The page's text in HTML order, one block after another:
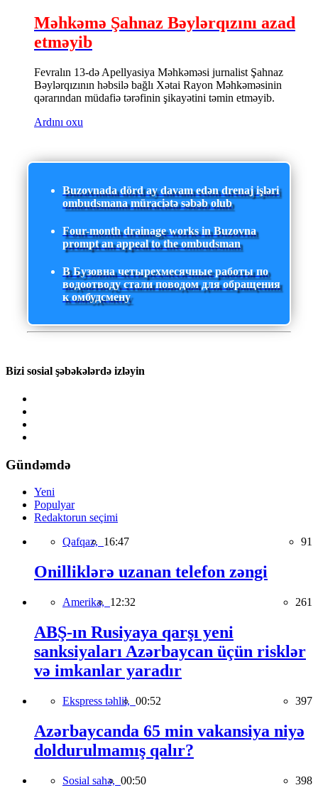
Məhkəmə Şahnaz Bəylərqızını azad
etməyib
Fevralın 13-də Apellyasiya Məhkəməsi jurnalist Şahnaz
Bəylərqızının həbsilə bağlı Xətai Rayon Məhkəməsinin
qərarından müdafiə tərəfinin şikayətini təmin etməyib.
Ardını oxu
Buzovnada dörd ay davam edən drenaj işləri
ombudsmana müraciətə səbəb olub
Four-month drainage works in Buzovna
prompt an appeal to the ombudsman
В Бузовна четырехмесячные работы по
водоотводу стали поводом для обращения
к омбудсмену
Bizi sosial şəbəkələrdə izləyin
Gündəmdə
Yeni
Populyar
Redaktorun seçimi
Qafqaz, 16:47 91
Onilliklərə uzanan telefon zəngi
Amerika, 12:32 261
ABŞ-ın Rusiyaya qarşı yeni
sanksiyaları Azərbaycan üçün risklər
və imkanlar yaradır
Ekspress təhlil, 00:52 397
Azərbaycanda 65 min vakansiya niyə
doldurulmamış qalır?
Sosial sahə, 00:50 398